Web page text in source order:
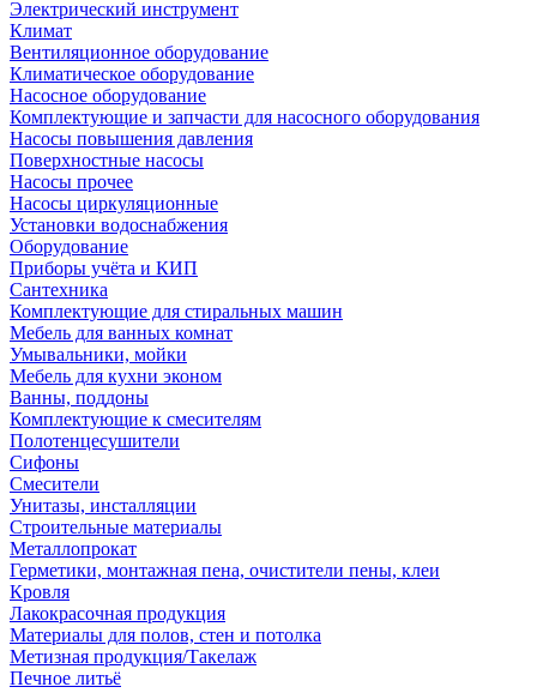
Электрический инструмент
Климат
Вентиляционное оборудование
Климатическое оборудование
Насосное оборудование
Комплектующие и запчасти для насосного оборудования
Насосы повышения давления
Поверхностные насосы
Насосы прочее
Насосы циркуляционные
Установки водоснабжения
Оборудование
Приборы учёта и КИП
Сантехника
Комплектующие для стиральных машин
Мебель для ванных комнат
Умывальники, мойки
Мебель для кухни эконом
Ванны, поддоны
Комплектующие к смесителям
Полотенцесушители
Сифоны
Смесители
Унитазы, инсталляции
Строительные материалы
Металлопрокат
Герметики, монтажная пена, очистители пены, клеи
Кровля
Лакокрасочная продукция
Материалы для полов, стен и потолка
Метизная продукция/Такелаж
Печное литьё